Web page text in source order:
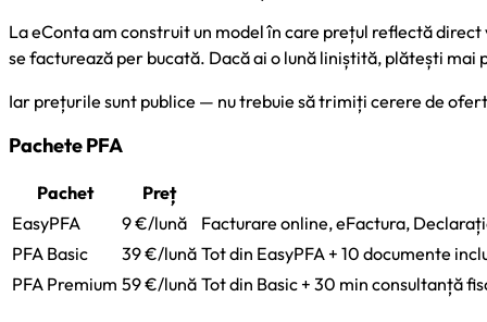
La eConta am construit un model în care prețul reflectă
se facturează per bucată. Dacă ai o lună liniștită, plătești
Iar prețurile sunt publice — nu trebuie să trimiți cerere de
Pachete PFA
Pachet
Preț
EasyPFA
9 €/lună
Facturare online, eFactura,
PFA Basic
39 €/lună Tot din EasyPFA + 10 documente
PFA Premium 59 €/lună Tot din Basic + 30 min consultanță